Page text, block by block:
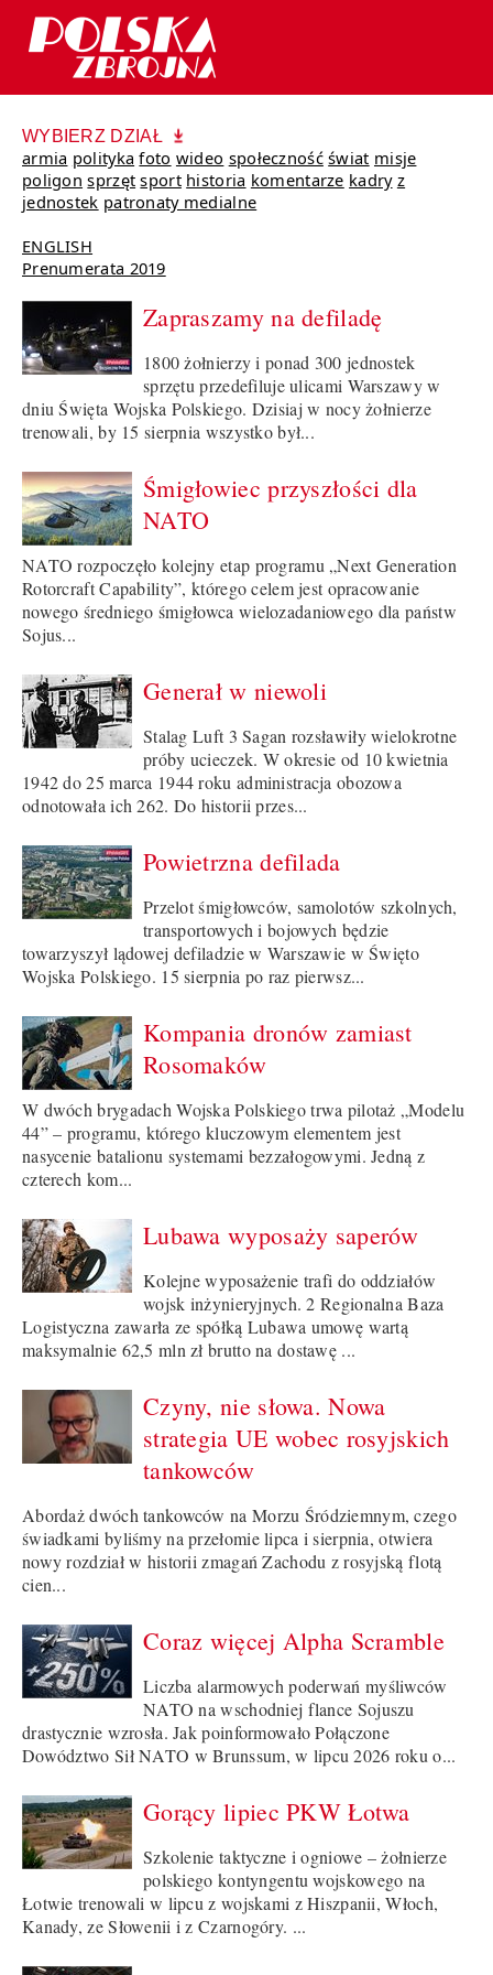
WYBIERZ DZIAŁ
armia polityka foto wideo społeczność świat misje
poligon sprzęt sport historia komentarze kadry z
jednostek patronaty medialne
ENGLISH
Prenumerata 2019
Zapraszamy na defiladę
1800 żołnierzy i ponad 300 jednostek
sprzętu przedefiluje ulicami Warszawy w
dniu Święta Wojska Polskiego. Dzisiaj w nocy żołnierze
trenowali, by 15 sierpnia wszystko był...
Śmigłowiec przyszłości dla
NATO
NATO rozpoczęło kolejny etap programu „Next Generation
Rotorcraft Capability”, którego celem jest opracowanie
nowego średniego śmigłowca wielozadaniowego dla państw
Sojus...
Generał w niewoli
Stalag Luft 3 Sagan rozsławiły wielokrotne
próby ucieczek. W okresie od 10 kwietnia
1942 do 25 marca 1944 roku administracja obozowa
odnotowała ich 262. Do historii przes...
Powietrzna defilada
Przelot śmigłowców, samolotów szkolnych,
transportowych i bojowych będzie
towarzyszył lądowej defiladzie w Warszawie w Święto
Wojska Polskiego. 15 sierpnia po raz pierwsz...
Kompania dronów zamiast
Rosomaków
W dwóch brygadach Wojska Polskiego trwa pilotaż „Modelu
44” – programu, którego kluczowym elementem jest
nasycenie batalionu systemami bezzałogowymi. Jedną z
czterech kom...
Lubawa wyposaży saperów
Kolejne wyposażenie trafi do oddziałów
wojsk inżynieryjnych. 2 Regionalna Baza
Logistyczna zawarła ze spółką Lubawa umowę wartą
maksymalnie 62,5 mln zł brutto na dostawę ...
Czyny, nie słowa. Nowa
strategia UE wobec rosyjskich
tankowców
Abordaż dwóch tankowców na Morzu Śródziemnym, czego
świadkami byliśmy na przełomie lipca i sierpnia, otwiera
nowy rozdział w historii zmagań Zachodu z rosyjską flotą
cien...
Coraz więcej Alpha Scramble
Liczba alarmowych poderwań myśliwców
NATO na wschodniej flance Sojuszu
drastycznie wzrosła. Jak poinformowało Połączone
Dowództwo Sił NATO w Brunssum, w lipcu 2026 roku o...
Gorący lipiec PKW Łotwa
Szkolenie taktyczne i ogniowe – żołnierze
polskiego kontyngentu wojskowego na
Łotwie trenowali w lipcu z wojskami z Hiszpanii, Włoch,
Kanady, ze Słowenii i z Czarnogóry. ...